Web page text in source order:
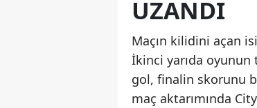
UZANDI
Maçın kilidini açan
İkinci yarıda oyunun
gol, finalin skorunu
maç aktarımında